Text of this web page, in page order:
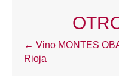
navigation
← Vino MONTES
Rioja